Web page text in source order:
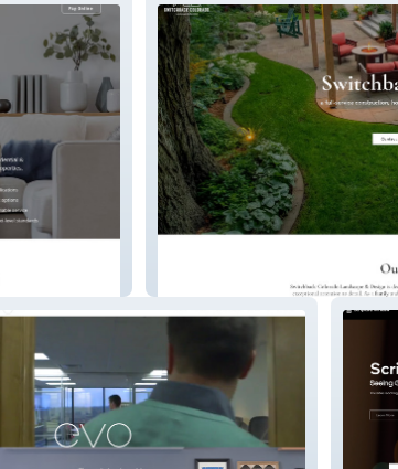
Switchback Colorado